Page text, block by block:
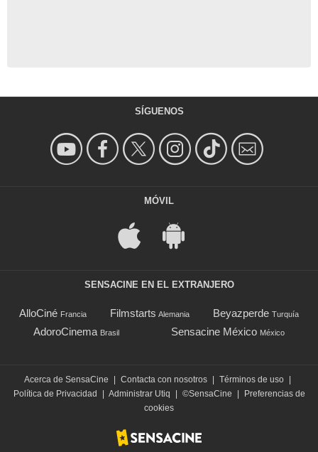
SÍGUENOS
MÓVIL
SENSACINE EN EL EXTRANJERO
AlloCiné Francia Filmstarts Alemania Beyazperde Turquía
AdoroCinema Brasil Sensacine México México
Acerca de SensaCine | Contacta con nosotros | Términos de uso |
Política de Privacidad
| Administrar Utiq | ©SensaCine |
Preferencias de
cookies